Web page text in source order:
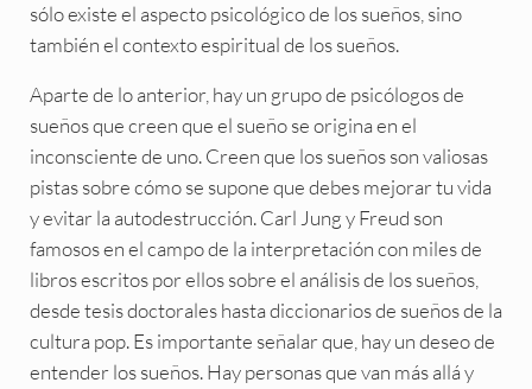
sólo existe el aspecto psicológico de los sueños, sino
también el contexto espiritual de los sueños.
Aparte de lo anterior, hay un grupo de psicólogos de
sueños que creen que el sueño se origina en el
inconsciente de uno. Creen que los sueños son valiosas
pistas sobre cómo se supone que debes mejorar tu vida
y evitar la autodestrucción. Carl Jung y Freud son
famosos en el campo de la interpretación con miles de
libros escritos por ellos sobre el análisis de los sueños,
desde tesis doctorales hasta diccionarios de sueños de la
cultura pop. Es importante señalar que, hay un deseo de
entender los sueños. Hay personas que van más allá y